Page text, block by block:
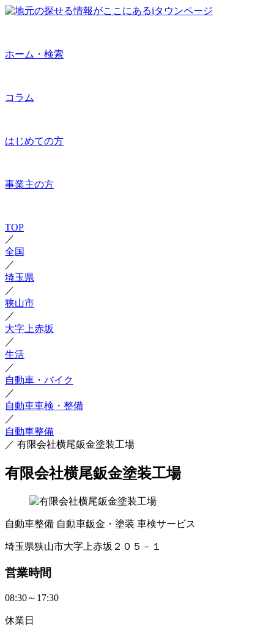
ホーム・検索
コラム
はじめての方
事業主の方
TOP
／
全国
／
埼玉県
／
狭山市
／
大字上赤坂
／
生活
／
自動車・バイク
／
自動車車検・整備
／
自動車整備
／ 有限会社横尾鈑金塗装工場
有限会社横尾鈑金塗装工場
自動車整備 自動車鈑金・塗装 車検サービス
埼玉県狭山市大字上赤坂２０５－１
営業時間
08:30～17:30
休業日